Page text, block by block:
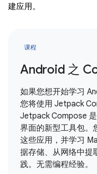
建应用。
课程
Android 之
如果您想开始学习
您将使用 Jetpack
Jetpack Compose
界面的新型工具包。
这些应用，并学习
据存储、从网络中提
践。无需编程经验。